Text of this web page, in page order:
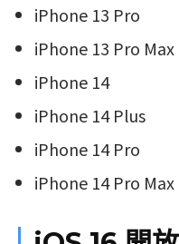
iPhone 13 Pro
iPhone 13 Pro Max
iPhone 14
iPhone 14 Plus
iPhone 14 Pro
iPhone 14 Pro Max